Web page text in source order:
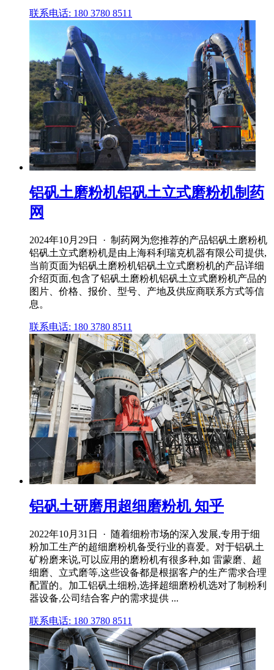
联系电话: 180 3780 8511
铝矾土磨粉机铝矾土立式磨粉机制药
网
2024年10月29日 · 制药网为您推荐的产品铝矾土磨粉机
铝矾土立式磨粉机是由上海科利瑞克机器有限公司提供,
当前页面为铝矾土磨粉机铝矾土立式磨粉机的产品详细
介绍页面,包含了铝矾土磨粉机铝矾土立式磨粉机产品的
图片、价格、报价、型号、产地及供应商联系方式等信
息。
联系电话: 180 3780 8511
铝矾土研磨用超细磨粉机 知乎
2022年10月31日 · 随着细粉市场的深入发展,专用于细
粉加工生产的超细磨粉机备受行业的喜爱。对于铝矾土
矿粉磨来说,可以应用的磨粉机有很多种,如 雷蒙磨、超
细磨、立式磨等,这些设备都是根据客户的生产需求合理
配置的。加工铝矾土细粉,选择超细磨粉机选对了制粉利
器设备,公司结合客户的需求提供 ...
联系电话: 180 3780 8511